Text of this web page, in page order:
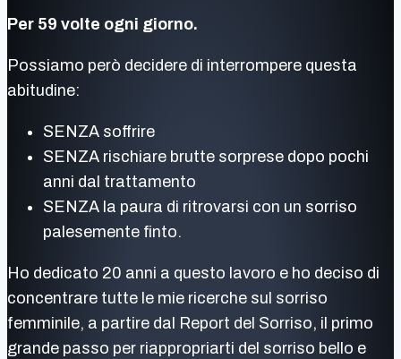
Per 59 volte ogni giorno.
Possiamo però decidere di interrompere questa
abitudine:
SENZA soffrire
SENZA rischiare brutte sorprese dopo pochi
anni dal trattamento
SENZA la paura di ritrovarsi con un sorriso
palesemente finto.
Ho dedicato 20 anni a questo lavoro e ho deciso di
concentrare tutte le mie ricerche sul sorriso
femminile, a partire dal Report del Sorriso, il primo
grande passo per riappropriarti del sorriso bello e